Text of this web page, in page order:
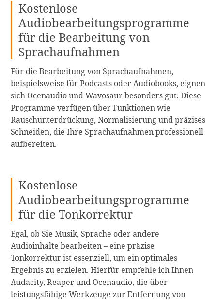
Kostenlose
Audiobearbeitungsprogramme
für die Bearbeitung von
Sprachaufnahmen
Für die Bearbeitung von Sprachaufnahmen,
beispielsweise für Podcasts oder Audiobooks, eignen
sich Ocenaudio und Wavosaur besonders gut. Diese
Programme verfügen über Funktionen wie
Rauschunterdrückung, Normalisierung und präzises
Schneiden, die Ihre Sprachaufnahmen professionell
aufbereiten.
Kostenlose
Audiobearbeitungsprogramme
für die Tonkorrektur
Egal, ob Sie Musik, Sprache oder andere
Audioinhalte bearbeiten – eine präzise
Tonkorrektur ist essenziell, um ein optimales
Ergebnis zu erzielen. Hierfür empfehle ich Ihnen
Audacity, Reaper und Ocenaudio, die über
leistungsfähige Werkzeuge zur Entfernung von